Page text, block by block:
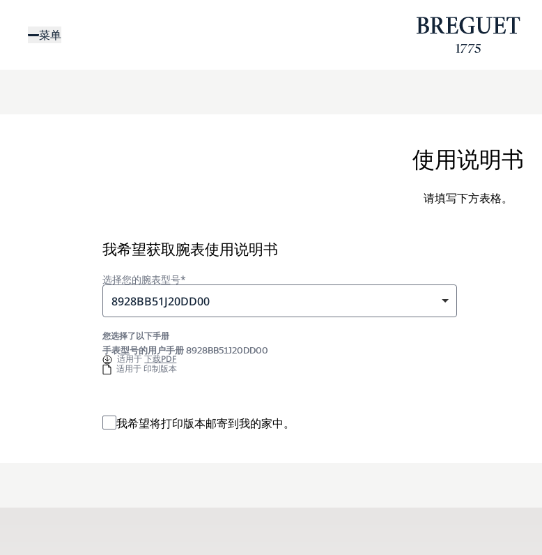
菜单
使用说明书
请填写下方表格。
我希望获取腕表使用说明书
选择您的腕表型号*
8928BB51J20DD00
您选择了以下手册
手表型号的用户手册 8928BB51J20DD00
适用于下载PDF
适用于 印制版本
我希望将打印版本邮寄到我的家中。